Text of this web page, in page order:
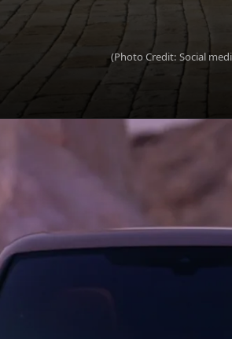
(Photo Credit: Social